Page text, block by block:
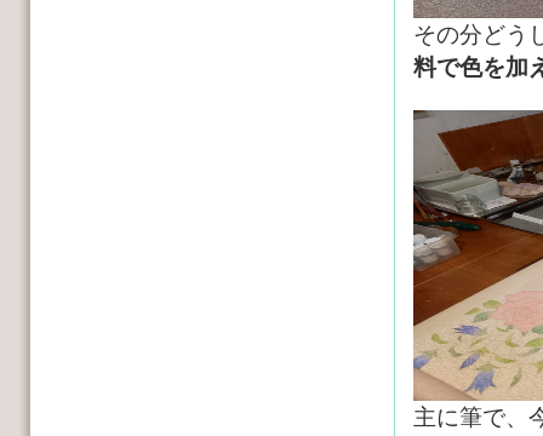
その分どう
料で色を加
主に筆で、